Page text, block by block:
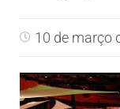
10 de março